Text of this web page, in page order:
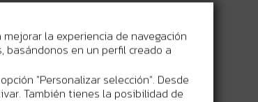
la experiencia de navegación
en un perfil creado a
"Personalizar selección". Desde
También tienes la posibilidad de